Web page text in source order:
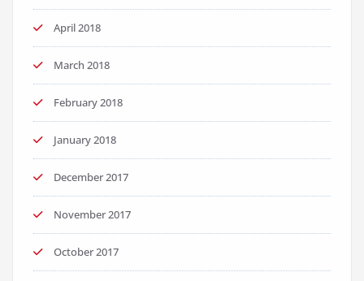
April 2018
March 2018
February 2018
January 2018
December 2017
November 2017
October 2017